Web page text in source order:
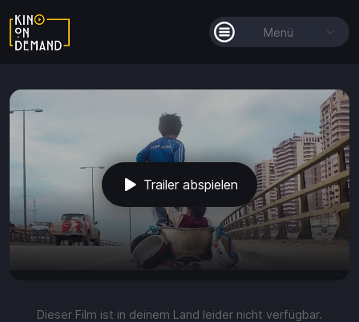
Menü
Alle Filme
So funktioniert's
Guthaben
Die KOD-App
play_arrow 0:00 / 2:00 volume_up fullscreen more_vert
Trailer abspielen
Dieser Film ist in deinem Land leider nicht verfügbar.